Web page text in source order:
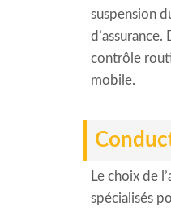
suspension
contrôle
mobile.
Le choix de
spécialisés